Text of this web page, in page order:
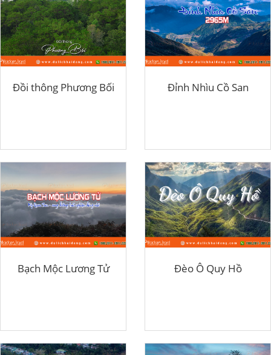
Đồi thông Phương Bối Đỉnh Nhìu Cồ San
Bạch Mộc Lương Tử Đèo Ô Quy Hồ